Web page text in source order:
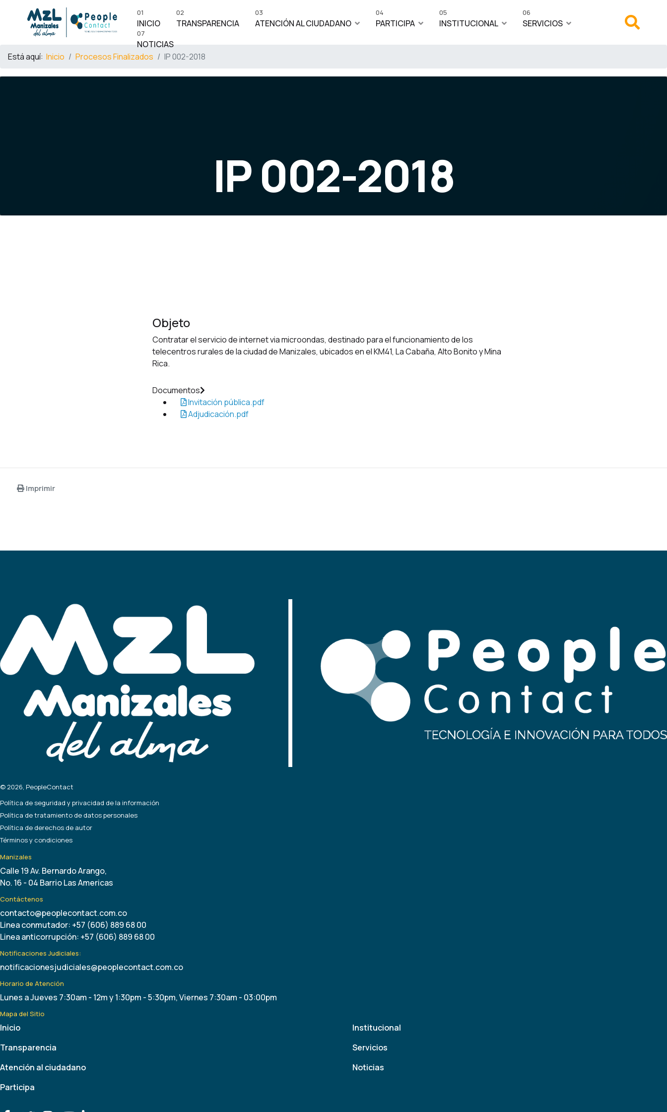
INICIO
01
TRANSPARENCIA
02
ATENCIÓN AL CIUDADANO
03
PARTICIPA
04
INSTITUCIONAL
05
SERVICIOS
06
NOTICIAS
07
Está aquí: Inicio Procesos Finalizados IP 002-2018
IP 002-2018
Objeto
Contratar el servicio de internet via microondas, destinado para el funcionamiento de los
telecentros rurales de la ciudad de Manizales, ubicados en el KM41, La Cabaña, Alto Bonito y Mina
Rica.
Documentos
Invitación pública.pdf
Adjudicación.pdf
Imprimir
© 2026, PeopleContact
Política de seguridad y privacidad de la información
Política de tratamiento de datos personales
Política de derechos de autor
Términos y condiciones
Manizales
Calle 19 Av. Bernardo Arango,
No. 16 - 04 Barrio Las Americas
Contáctenos
contacto@peoplecontact.com.co
Linea conmutador: +57 (606) 889 68 00
Linea anticorrupción: +57 (606) 889 68 00
Notificaciones Judiciales:
notificacionesjudiciales@peoplecontact.com.co
Horario de Atención
Lunes a Jueves 7:30am - 12m y 1:30pm - 5:30pm, Viernes 7:30am - 03:00pm
Mapa del Sitio
Inicio
Transparencia
Atención al ciudadano
Participa
Institucional
Servicios
Noticias